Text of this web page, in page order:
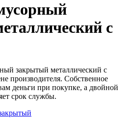
с
закрытый металлический с
производителя. Собственное
деньги при покупке, а двойной
срок службы.